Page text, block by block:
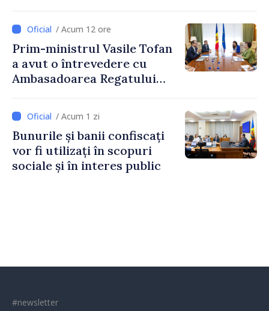
2027
/ Acum 12 ore
Prim-ministrul Vasile Tofan
a avut o întrevedere cu
Ambasadoarea Regatului
Irlandei de Nord, Fern
Horine / Acum 1 zi
Bunurile și banii confiscați
vor fi utilizați în scopuri
sociale și în interes public
#newsletter